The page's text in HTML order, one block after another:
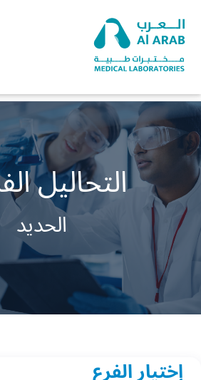
التحاليل
الحديد
إختيار الفرع